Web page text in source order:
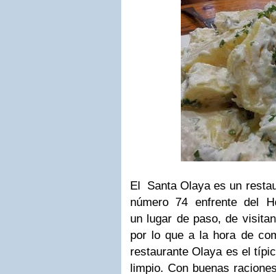
El Santa Olaya es un
número 74 enfrente del
un lugar de paso, de
por lo que a la hora de
restaurante Olaya es el
limpio. Con buenas